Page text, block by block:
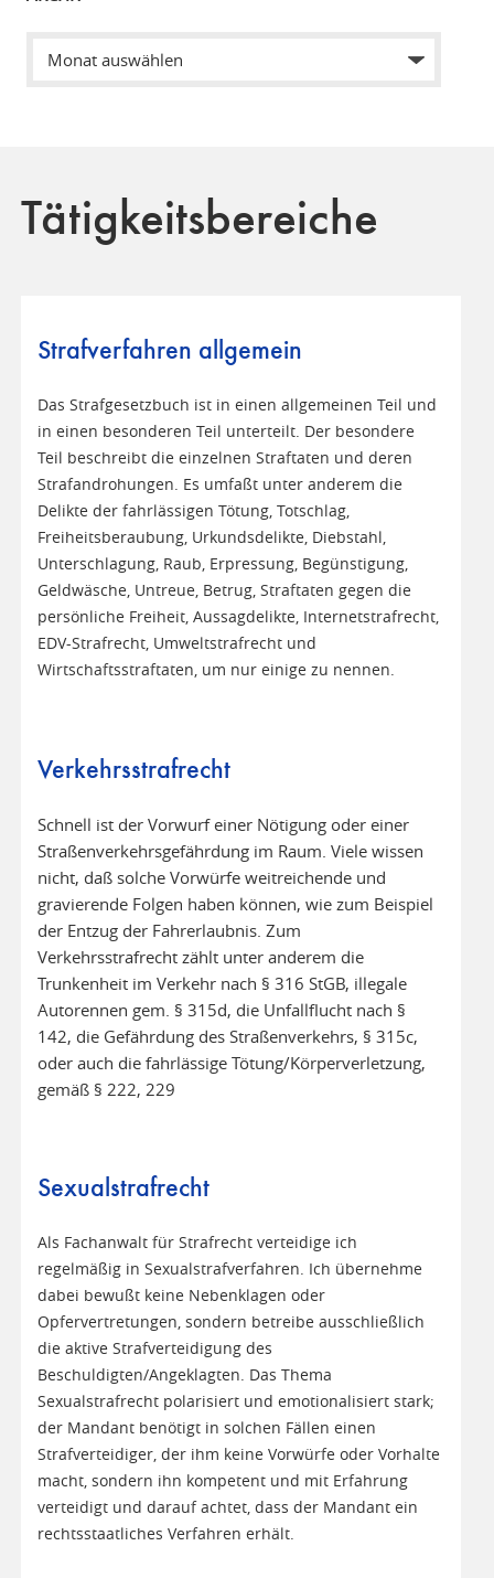
Tätigkeitsbereiche
Strafverfahren allgemein
Das Strafgesetzbuch ist in einen allgemeinen Teil und
in einen besonderen Teil unterteilt. Der besondere
Teil beschreibt die einzelnen Straftaten und deren
Strafandrohungen. Es umfaßt unter anderem die
Delikte der fahrlässigen Tötung, Totschlag,
Freiheitsberaubung, Urkundsdelikte, Diebstahl,
Unterschlagung, Raub, Erpressung, Begünstigung,
Geldwäsche, Untreue, Betrug, Straftaten gegen die
persönliche Freiheit, Aussagdelikte, Internetstrafrecht,
EDV-Strafrecht, Umweltstrafrecht und
Wirtschaftsstraftaten, um nur einige zu nennen.
Verkehrsstrafrecht
Schnell ist der Vorwurf einer Nötigung oder einer
Straßenverkehrsgefährdung im Raum. Viele wissen
nicht, daß solche Vorwürfe weitreichende und
gravierende Folgen haben können, wie zum Beispiel
der Entzug der Fahrerlaubnis. Zum
Verkehrsstrafrecht zählt unter anderem die
Trunkenheit im Verkehr nach § 316 StGB, illegale
Autorennen gem. § 315d, die Unfallflucht nach §
142, die Gefährdung des Straßenverkehrs, § 315c,
oder auch die fahrlässige Tötung/Körperverletzung,
gemäß § 222, 229
Sexualstrafrecht
Als Fachanwalt für Strafrecht verteidige ich
regelmäßig in Sexualstrafverfahren. Ich übernehme
dabei bewußt keine Nebenklagen oder
Opfervertretungen, sondern betreibe ausschließlich
die aktive Strafverteidigung des
Beschuldigten/Angeklagten. Das Thema
Sexualstrafrecht polarisiert und emotionalisiert stark;
der Mandant benötigt in solchen Fällen einen
Strafverteidiger, der ihm keine Vorwürfe oder Vorhalte
macht, sondern ihn kompetent und mit Erfahrung
verteidigt und darauf achtet, dass der Mandant ein
rechtsstaatliches Verfahren erhält.